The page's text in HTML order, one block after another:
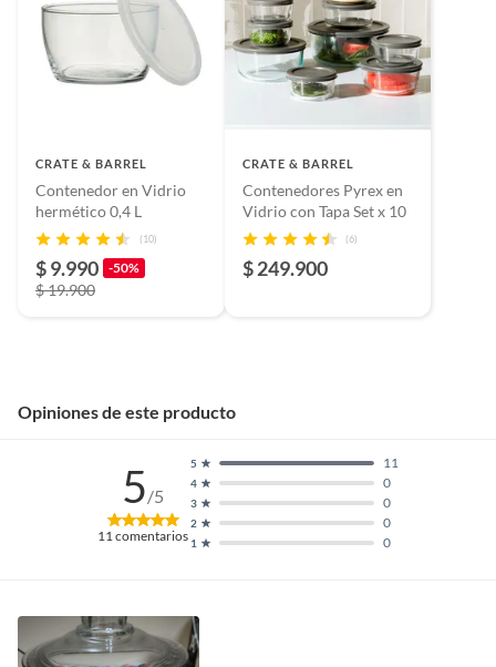
CRATE & BARREL
Contenedor en Vidrio
hermético 0,4 L
(10)
$ 9.990 -50%
$ 19.900
CRATE & BARREL
Contenedores Pyrex en
Vidrio con Tapa Set x 10
(6)
$ 249.900
Opiniones de este producto
5/5
11comentarios 1 0
2 0
3 0
4 0
5 11